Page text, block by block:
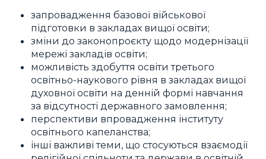
запровадження базової військової
підготовки в закладах вищої освіти;
зміни до законопроєкту щодо модернізації
мережі закладів освіти;
можливість здобуття освіти третього
освітньо-наукового рівня в закладах вищої
духовної освіти на денній формі навчання
за відсутності державного замовлення;
перспективи впровадження інституту
освітнього капеланства;
інші важливі теми, що стосуються взаємодії